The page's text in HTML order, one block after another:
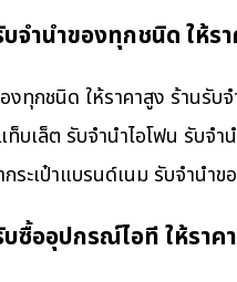
จำนำของทุกชนิด ให้ร
ทุกชนิด ให้ราคาสูง ร้านรับ
บเล็ต รับจำนำไอโฟน รับจ
ระเป๋าแบรนด์เนม รับจำนำ
ซื้ออุปกรณ์ไอที ให้ราค